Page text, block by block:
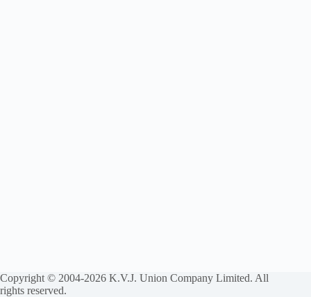
Copyright © 2004-2026 K.V.J. Union Company Limited. All
rights reserved.